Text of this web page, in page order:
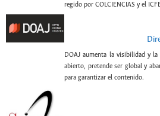
regido por COLCIENCIAS y el
DOAJ aumenta la visibilidad y
abierto, pretende ser global y
para garantizar el contenido.